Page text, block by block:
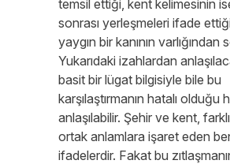
temsil ettiği, kent kelimesinin
sonrası yerleşmeleri ifade
yaygın bir kanının varlığından
Yukarıdaki izahlardan
basit bir lügat bilgisiyle bile bu
karşılaştırmanın hatalı olduğu
anlaşılabilir. Şehir ve kent,
ortak anlamlara işaret eden
ifadelerdir. Fakat bu